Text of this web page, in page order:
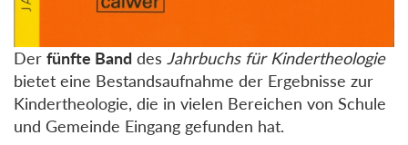
Der fünfte Band des Jahrbuchs für Kindertheologie
bietet eine Bestandsaufnahme der Ergebnisse zur
Kindertheologie, die in vielen Bereichen von Schule
und Gemeinde Eingang gefunden hat.